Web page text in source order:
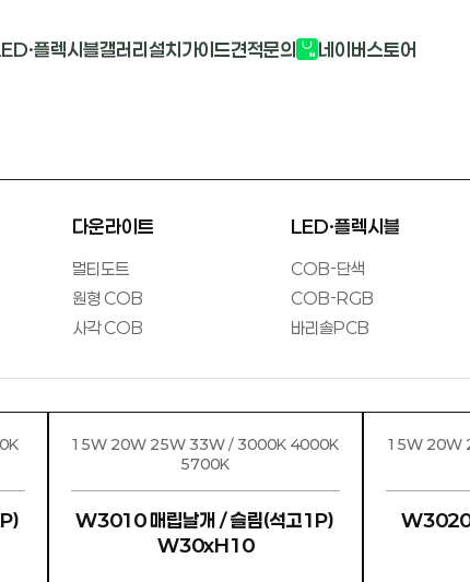
플렉시블
바리솔PCB
갤러리설치가이드견적문의 네이버스토어
다운라이트
멀티도트
원형 COB
사각 COB
LED·플렉시블
COB-단색
COB-RGB
바리솔PCB
15W 20W 25W 33W / 3000K 4000K
5700K
W3010 매립날개 / 슬림(석고1P)
W30xH10
15W 20W
W3020